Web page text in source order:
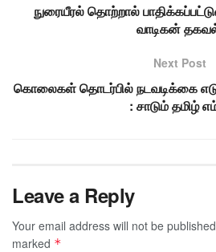
நுரையீரல் தொற்றால்
வாடிகன்
Next Post
கொலைகள் தொடர்பில் நடவடிக்கை
: சாடும் தமிழ்
Leave a Reply
Your email address will not be
marked *